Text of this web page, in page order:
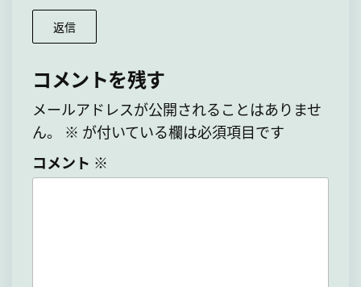
返信
コメントを残す
メールアドレスが公開されることはありませ
ん。
※ が付いている欄は必須項目です
コメント ※